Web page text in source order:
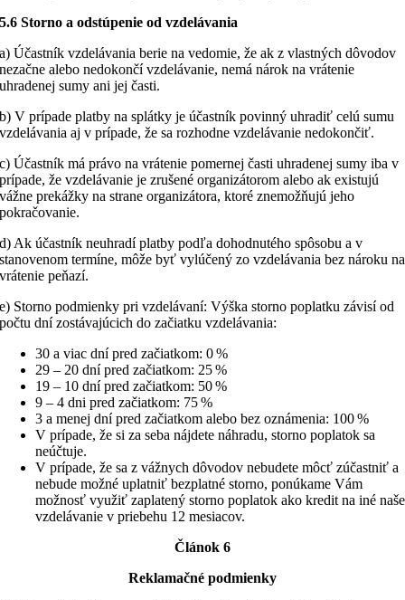
5.6 Storno a odstúpenie od vzdelávania
a) Účastník vzdelávania berie na vedomie, že ak z vlastných dôvodov
nezačne alebo nedokončí vzdelávanie, nemá nárok na vrátenie
uhradenej sumy ani jej časti.
b) V prípade platby na splátky je účastník povinný uhradiť celú sumu
vzdelávania aj v prípade, že sa rozhodne vzdelávanie nedokončiť.
c) Účastník má právo na vrátenie pomernej časti uhradenej sumy iba v
prípade, že vzdelávanie je zrušené organizátorom alebo ak existujú
vážne prekážky na strane organizátora, ktoré znemožňujú jeho
pokračovanie.
d) Ak účastník neuhradí platby podľa dohodnutého spôsobu a v
stanovenom termíne, môže byť vylúčený zo vzdelávania bez nároku na
vrátenie peňazí.
e) Storno podmienky pri vzdelávaní: Výška storno poplatku závisí od
počtu dní zostávajúcich do začiatku vzdelávania:
30 a viac dní pred začiatkom: 0 %
29 – 20 dní pred začiatkom: 25 %
19 – 10 dní pred začiatkom: 50 %
9 – 4 dni pred začiatkom: 75 %
3 a menej dní pred začiatkom alebo bez oznámenia: 100 %
V prípade, že si za seba nájdete náhradu, storno poplatok sa
neúčtuje.
V prípade, že sa z vážnych dôvodov nebudete môcť zúčastniť a
nebude možné uplatniť bezplatné storno, ponúkame Vám
možnosť využiť zaplatený storno poplatok ako kredit na iné naše
vzdelávanie v priebehu 12 mesiacov.
Článok 6
Reklamačné podmienky